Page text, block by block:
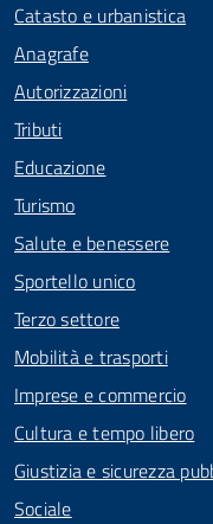
Catasto e urbanistica
Anagrafe
Autorizzazioni
Tributi
Educazione
Turismo
Salute e benessere
Sportello unico
Terzo settore
Mobilità e trasporti
Imprese e commercio
Cultura e tempo libero
Giustizia e sicurezza
Sociale